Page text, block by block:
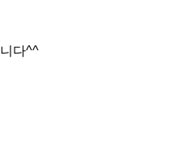
다^^